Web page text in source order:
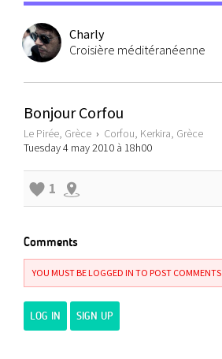
Charly
Croisière méditéranéenne
Bonjour Corfou
Le Pirée, Grèce › Corfou, Kerkira, Grèce
Tuesday 4 may 2010 à 18h00
1
Comments
YOU MUST BE LOGGED IN TO POST COMMENTS
LOG IN SIGN UP